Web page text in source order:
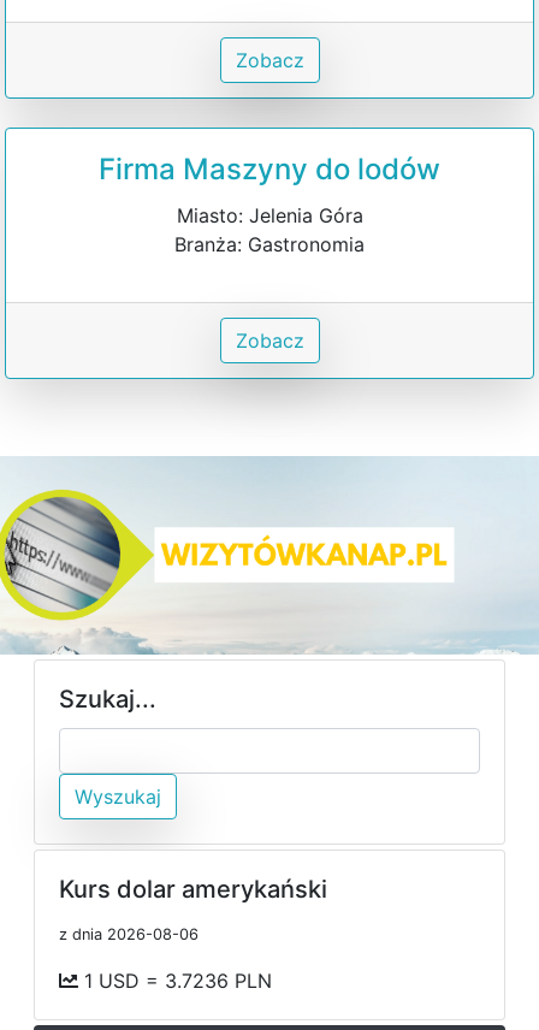
Zobacz
Firma Maszyny do lodów
Miasto: Jelenia Góra
Branża: Gastronomia
Zobacz
Szukaj...
Wyszukaj
Kurs dolar amerykański
z dnia 2026-08-06
1 USD = 3.7236 PLN